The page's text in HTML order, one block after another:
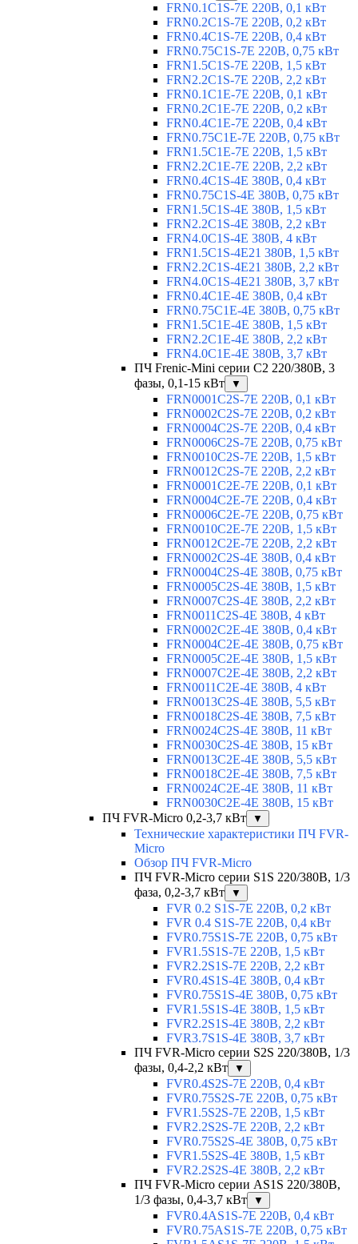
FRN0.1C1S-7E 220В, 0,1 кВт
FRN0.2C1S-7E 220В, 0,2 кВт
FRN0.4C1S-7E 220В, 0,4 кВт
FRN0.75C1S-7E 220В, 0,75 кВт
FRN1.5C1S-7E 220В, 1,5 кВт
FRN2.2C1S-7E 220В, 2,2 кВт
FRN0.1C1E-7E 220В, 0,1 кВт
FRN0.2C1E-7E 220В, 0,2 кВт
FRN0.4C1E-7E 220В, 0,4 кВт
FRN0.75C1E-7E 220В, 0,75 кВт
FRN1.5C1E-7E 220В, 1,5 кВт
FRN2.2C1E-7E 220В, 2,2 кВт
FRN0.4C1S-4E 380В, 0,4 кВт
FRN0.75C1S-4E 380В, 0,75 кВт
FRN1.5C1S-4E 380В, 1,5 кВт
FRN2.2C1S-4E 380В, 2,2 кВт
FRN4.0C1S-4E 380В, 4 кВт
FRN1.5C1S-4E21 380В, 1,5 кВт
FRN2.2C1S-4E21 380В, 2,2 кВт
FRN4.0C1S-4E21 380В, 3,7 кВт
FRN0.4C1E-4E 380В, 0,4 кВт
FRN0.75C1E-4E 380В, 0,75 кВт
FRN1.5C1E-4E 380В, 1,5 кВт
FRN2.2C1E-4E 380В, 2,2 кВт
FRN4.0C1E-4E 380В, 3,7 кВт
ПЧ Frenic-Mini серии С2 220/380В, 3
фазы, 0,1-15 кВт
▼
FRN0001C2S-7E 220В, 0,1 кВт
FRN0002C2S-7E 220В, 0,2 кВт
FRN0004C2S-7E 220В, 0,4 кВт
FRN0006C2S-7E 220В, 0,75 кВт
FRN0010C2S-7E 220В, 1,5 кВт
FRN0012C2S-7E 220В, 2,2 кВт
FRN0001C2E-7E 220В, 0,1 кВт
FRN0004C2E-7E 220В, 0,4 кВт
FRN0006C2E-7E 220В, 0,75 кВт
FRN0010C2E-7E 220В, 1,5 кВт
FRN0012C2E-7E 220В, 2,2 кВт
FRN0002C2S-4E 380В, 0,4 кВт
FRN0004C2S-4E 380В, 0,75 кВт
FRN0005C2S-4E 380В, 1,5 кВт
FRN0007C2S-4E 380В, 2,2 кВт
FRN0011C2S-4E 380В, 4 кВт
FRN0002C2E-4E 380В, 0,4 кВт
FRN0004C2E-4E 380В, 0,75 кВт
FRN0005C2E-4E 380В, 1,5 кВт
FRN0007C2E-4E 380В, 2,2 кВт
FRN0011C2E-4E 380В, 4 кВт
FRN0013C2S-4E 380В, 5,5 кВт
FRN0018C2S-4E 380В, 7,5 кВт
FRN0024C2S-4E 380В, 11 кВт
FRN0030C2S-4E 380В, 15 кВт
FRN0013C2E-4E 380В, 5,5 кВт
FRN0018C2E-4E 380В, 7,5 кВт
FRN0024C2E-4E 380В, 11 кВт
FRN0030C2E-4E 380В, 15 кВт
ПЧ FVR-Micro 0,2-3,7 кВт
▼
Технические характеристики ПЧ FVR-
Micro
Обзор ПЧ FVR-Micro
ПЧ FVR-Micro серии S1S 220/380В, 1/3
фаза, 0,2-3,7 кВт
▼
FVR 0.2 S1S-7E 220В, 0,2 кВт
FVR 0.4 S1S-7E 220В, 0,4 кВт
FVR0.75S1S-7E 220В, 0,75 кВт
FVR1.5S1S-7E 220В, 1,5 кВт
FVR2.2S1S-7E 220В, 2,2 кВт
FVR0.4S1S-4E 380В, 0,4 кВт
FVR0.75S1S-4E 380В, 0,75 кВт
FVR1.5S1S-4E 380В, 1,5 кВт
FVR2.2S1S-4E 380В, 2,2 кВт
FVR3.7S1S-4E 380В, 3,7 кВт
ПЧ FVR-Micro серии S2S 220/380В, 1/3
фазы, 0,4-2,2 кВт
▼
FVR0.4S2S-7E 220В, 0,4 кВт
FVR0.75S2S-7E 220В, 0,75 кВт
FVR1.5S2S-7E 220В, 1,5 кВт
FVR2.2S2S-7E 220В, 2,2 кВт
FVR0.75S2S-4E 380В, 0,75 кВт
FVR1.5S2S-4E 380В, 1,5 кВт
FVR2.2S2S-4E 380В, 2,2 кВт
ПЧ FVR-Micro серии AS1S 220/380В,
1/3 фазы, 0,4-3,7 кВт
▼
FVR0.4AS1S-7E 220В, 0,4 кВт
FVR0.75AS1S-7E 220В, 0,75 кВт